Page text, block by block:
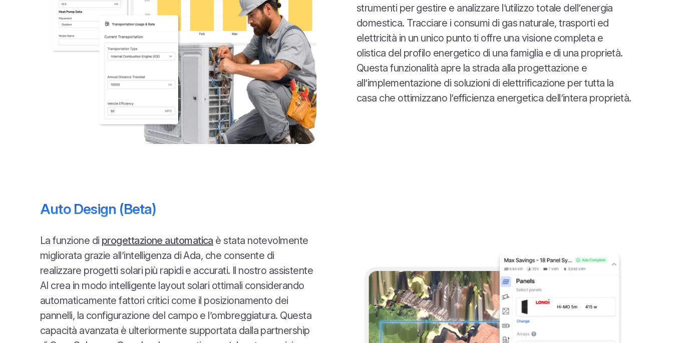
strumenti per gestire e analizzare l’utilizzo totale dell’energia
domestica. Tracciare i consumi di gas naturale, trasporti ed
elettricità in un unico punto ti offre una visione completa e
olistica del profilo energetico di una famiglia e di una proprietà.
Questa funzionalità apre la strada alla progettazione e
all’implementazione di soluzioni di elettrificazione per tutta la
casa che ottimizzano l’efficienza energetica dell’intera proprietà.
Auto Design (Beta)
La funzione di progettazione automatica è stata notevolmente
migliorata grazie all’intelligenza di Ada, che consente di
realizzare progetti solari più rapidi e accurati. Il nostro assistente
AI crea in modo intelligente layout solari ottimali considerando
automaticamente fattori critici come il posizionamento dei
pannelli, la configurazione del campo e l’ombreggiatura. Questa
capacità avanzata è ulteriormente supportata dalla partnership